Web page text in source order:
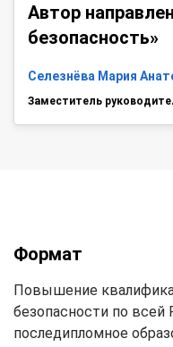
Автор
безопасность»
Селезнёва Мария
Заместитель
Формат
Повышение
безопасности по всей
последипломное